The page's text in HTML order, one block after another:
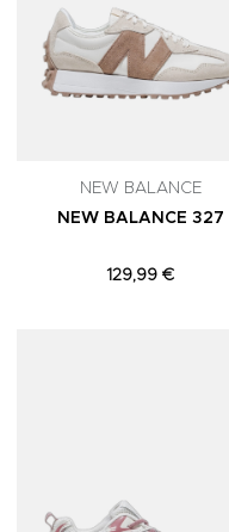
NEW BALANCE
NEW BALANCE 327
129,99 €